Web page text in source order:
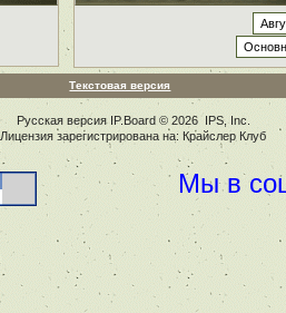
Текстовая версия
Русская версия IP.Board© 2026 IPS, Inc
Лицензия зарегистрирована на: Крайслер Клуб
Мы в